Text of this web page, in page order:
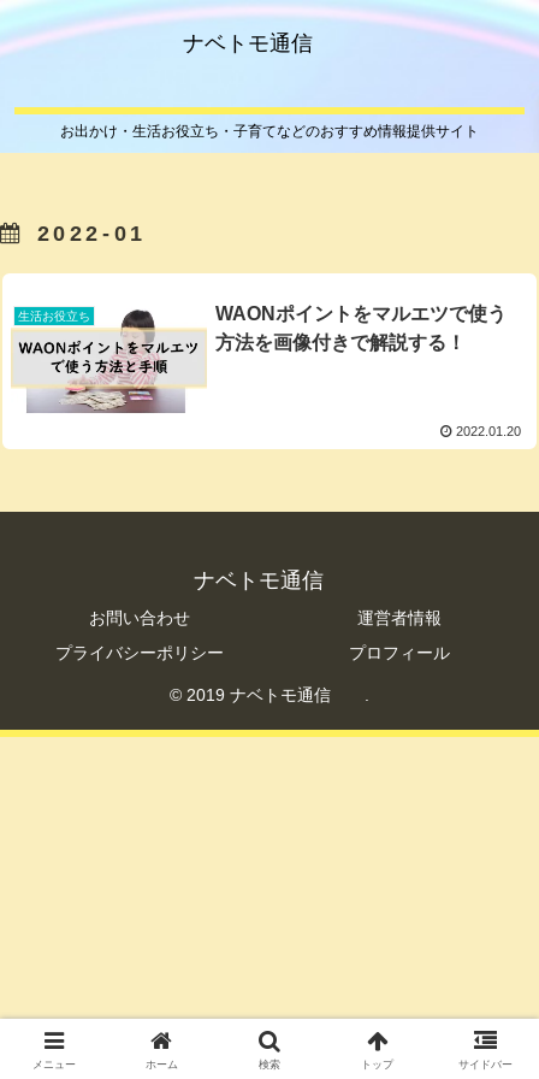
ナベトモ通信
お出かけ・生活お役立ち・子育てなどのおすすめ情報提供サイト
2022-01
生活お役立ち
WAONポイントをマルエツで使う
方法を画像付きで解説する！
2022.01.20
ナベトモ通信
お問い合わせ
運営者情報
プライバシーポリシー
プロフィール
© 2019 ナベトモ通信 .
メニュー ホーム 検索 トップ サイドバー